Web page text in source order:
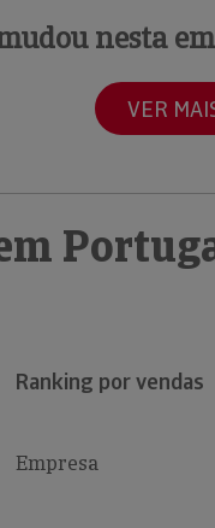
nesta
VER
Ranking por vendas
Empresa